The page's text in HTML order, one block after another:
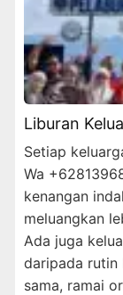
Liburan
Setiap
Wa
kenangan
meluangkan
Ada juga
daripada rutin
sama, ramai